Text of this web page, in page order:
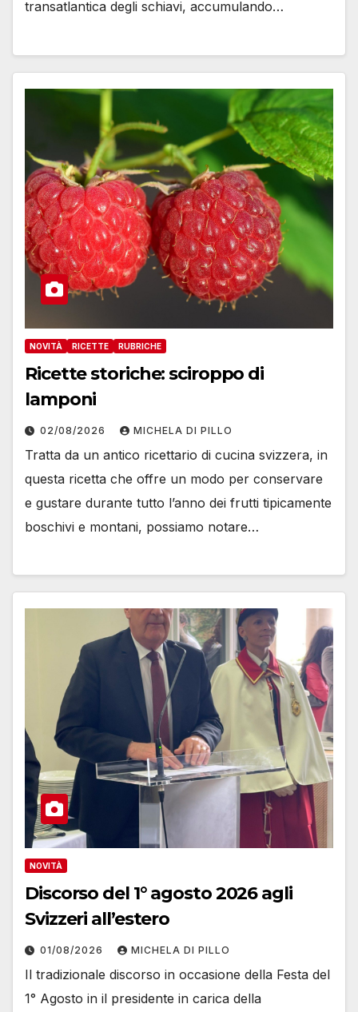
transatlantica degli schiavi, accumulando…
NOVITÀ RICETTE RUBRICHE
Ricette storiche: sciroppo di
lamponi
02/08/2026 MICHELA DI PILLO
Tratta da un antico ricettario di cucina svizzera, in
questa ricetta che offre un modo per conservare
e gustare durante tutto l’anno dei frutti tipicamente
boschivi e montani, possiamo notare…
NOVITÀ
Discorso del 1° agosto 2026 agli
Svizzeri all’estero
01/08/2026 MICHELA DI PILLO
Il tradizionale discorso in occasione della Festa del
1° Agosto in il presidente in carica della